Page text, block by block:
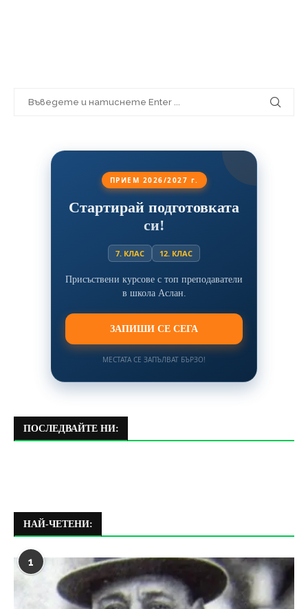
ПРИЕМ 2026/2027 г.
Стартирай подготовката
си!
7. КЛАС 12. КЛАС
Присъствени курсове с топ преподаватели
в школа Аслан.
ЗАПИШИ СЕ СЕГА
МЕСТАТА СЕ ЗАПЪЛВАТ БЪРЗО!
ПОСЛЕДВАЙТЕ НИ:
НАЙ-ЧЕТЕНИ:
1